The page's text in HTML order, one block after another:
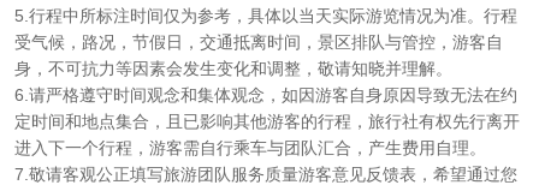
5.行程中所标注时间仅为参考，具体以当天实际游览情况为准。行程
受气候，路况，节假日，交通抵离时间，景区排队与管控，游客自
身，不可抗力等因素会发生变化和调整，敬请知晓并理解。
6.请严格遵守时间观念和集体观念，如因游客自身原因导致无法在约
定时间和地点集合，且已影响其他游客的行程，旅行社有权先行离开
进入下一个行程，游客需自行乘车与团队汇合，产生费用自理。
7.敬请客观公正填写旅游团队服务质量游客意见反馈表，希望通过您